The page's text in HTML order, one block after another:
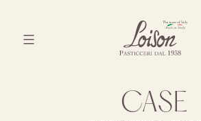
content
CASE